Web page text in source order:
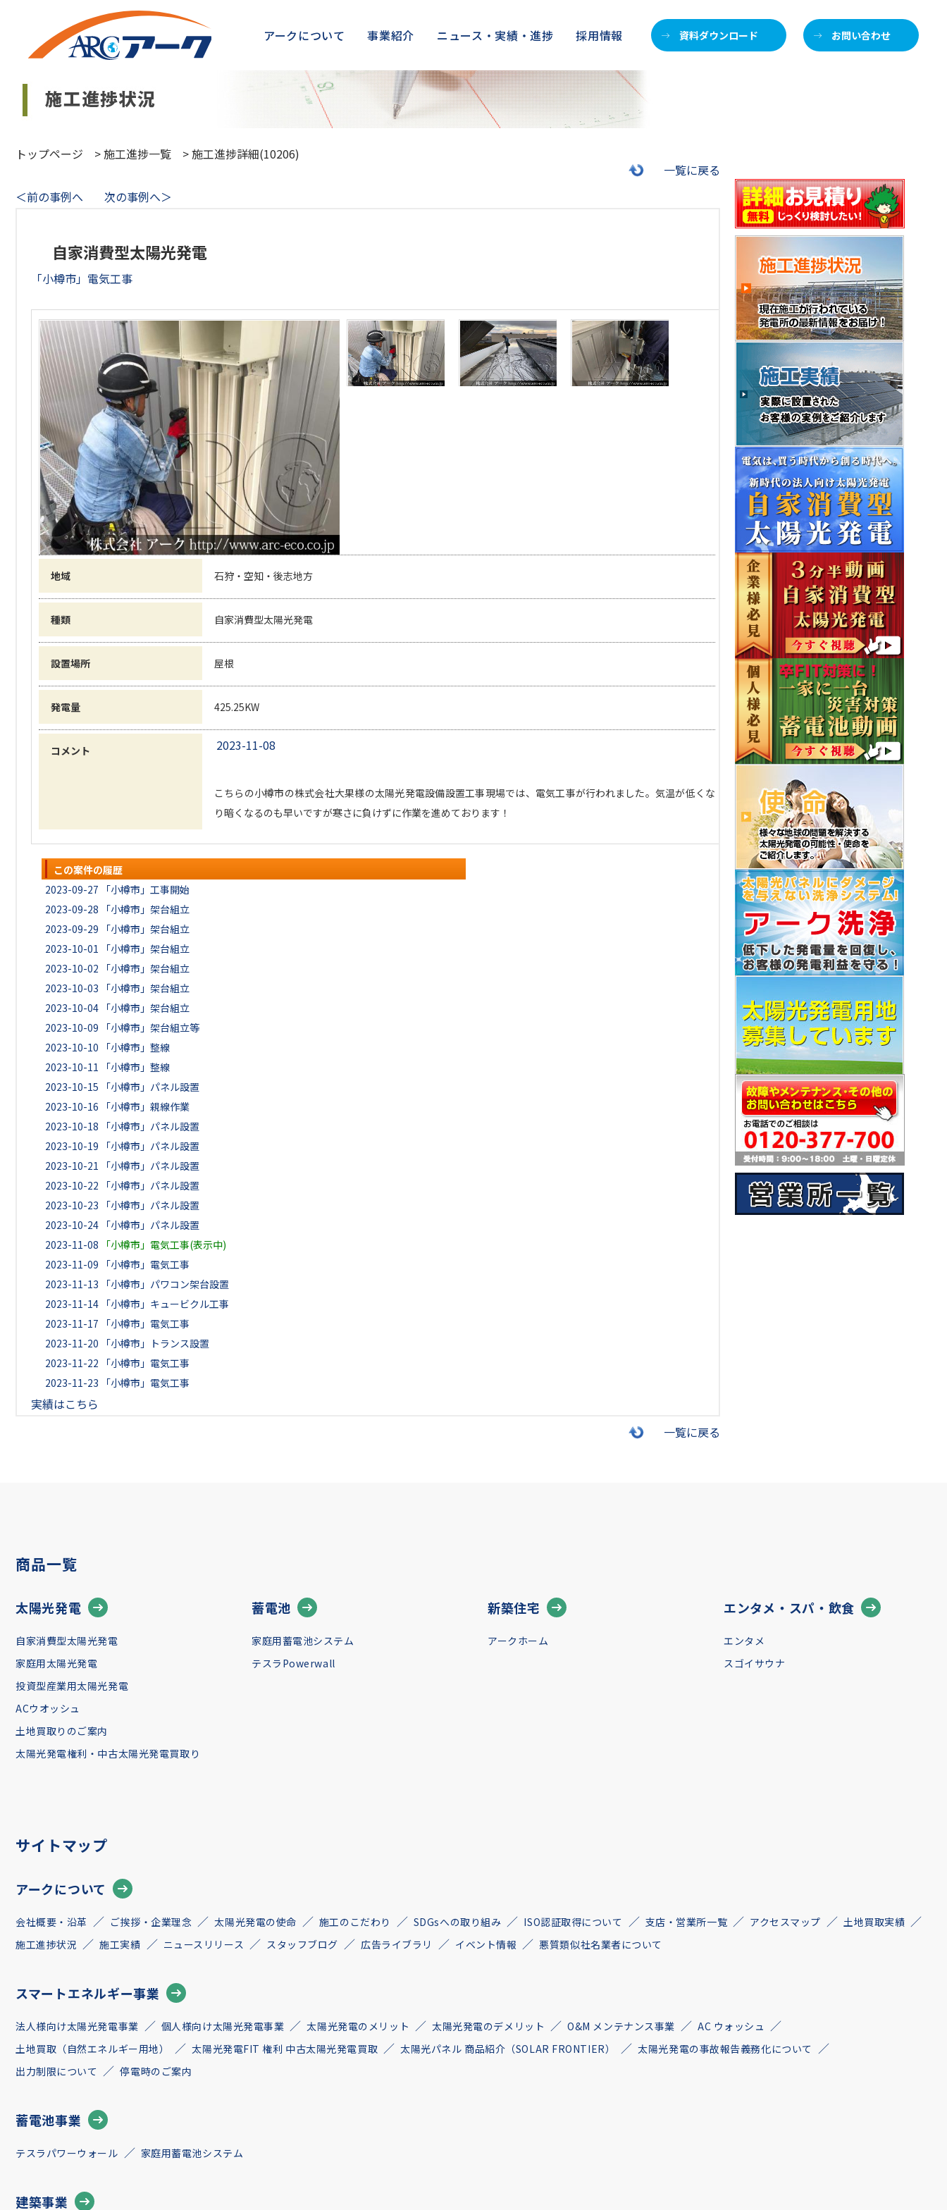
アークについて 事業紹介 ニュース・実績・進捗 採用情報 資料ダウンロード お問い合わせ
トップページ >施工進捗一覧 >施工進捗詳細(10206)
一覧に戻る
＜前の事例へ
次の事例へ＞
自家消費型太陽光発電
「小樽市」電気工事
地域 石狩・空知・後志地方
種類 自家消費型太陽光発電
設置場所 屋根
発電量 425.25KW
コメント 2023-11-08
こちらの小樽市の株式会社大果様の太陽光発電設備設置工事現場では、電気工事が行われました。気温が低くな
り暗くなるのも早いですが寒さに負けずに作業を進めております！
この案件の履歴
2023-09-27
「小樽市」工事開始
2023-09-28
「小樽市」架台組立
2023-09-29
「小樽市」架台組立
2023-10-01
「小樽市」架台組立
2023-10-02
「小樽市」架台組立
2023-10-03
「小樽市」架台組立
2023-10-04 「小樽市」架台組立
2023-10-09
「小樽市」架台組立等
2023-10-10
「小樽市」整線
2023-10-11
「小樽市」整線
2023-10-15
「小樽市」パネル設置
2023-10-16
「小樽市」親線作業
2023-10-18
「小樽市」パネル設置
2023-10-19
「小樽市」パネル設置
2023-10-21
「小樽市」パネル設置
2023-10-22
「小樽市」パネル設置
2023-10-23
「小樽市」パネル設置
2023-10-24 「小樽市」パネル設置
2023-11-08
「小樽市」電気工事(表示中)
2023-11-09
「小樽市」電気工事
2023-11-13
「小樽市」パワコン架台設置
2023-11-14 「小樽市」キュービクル工事
2023-11-17
「小樽市」電気工事
2023-11-20
「小樽市」トランス設置
2023-11-22
「小樽市」電気工事
2023-11-23
「小樽市」電気工事
実績はこちら
一覧に戻る
商品一覧
太陽光発電
自家消費型太陽光発電
家庭用太陽光発電
投資型産業用太陽光発電
ACウオッシュ
土地買取りのご案内
太陽光発電権利・中古太陽光発電買取り
蓄電池
家庭用蓄電池システム
テスラPowerwall
新築住宅
アークホーム
エンタメ・スパ・飲食
エンタメ
スゴイサウナ
サイトマップ
アークについて
会社概要・沿革 ご挨拶・企業理念 太陽光発電の使命 施工のこだわり SDGsへの取り組み ISO認証取得について 支店・営業所一覧 アクセスマップ
土地買取実績
施工進捗状況
施工実績 ニュースリリース スタッフブログ 広告ライブラリ イベント情報 悪質類似社名業者について
スマートエネルギー事業
法人様向け太陽光発電事業 個人様向け太陽光発電事業 太陽光発電のメリット 太陽光発電のデメリット O&M メンテナンス事業
AC ウォッシュ
土地買取（自然エネルギー用地）
太陽光発電FIT 権利 中古太陽光発電買取 太陽光パネル 商品紹介（SOLAR FRONTIER）
太陽光発電の事故報告義務化について
出力制限について
停電時のご案内
蓄電池事業
テスラパワーウォール 家庭用蓄電池システム
建築事業